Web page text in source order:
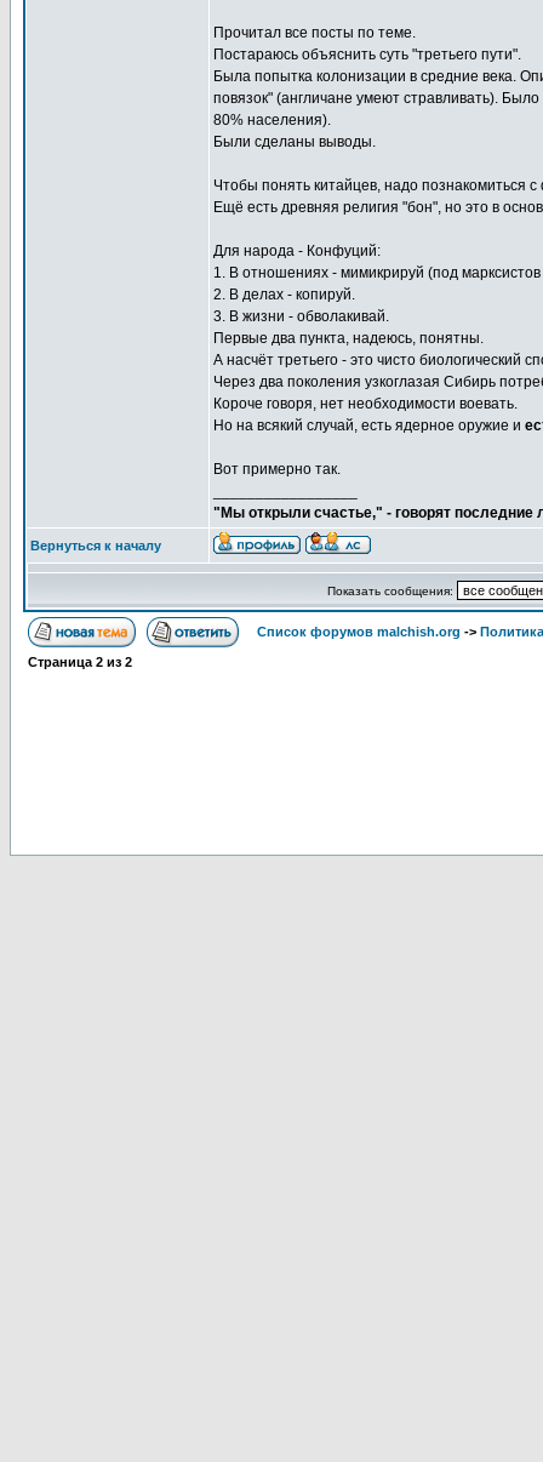
Прочитал все посты по теме.
Постараюсь объяснить суть "третьего пути".
Была попытка колонизации в средние века.
повязок" (англичане умеют стравливать).
80% населения).
Были сделаны выводы.
Чтобы понять китайцев, надо познакомиться
Ещё есть древняя религия "бон", но это в
Для народа - Конфуций:
1. В отношениях - мимикрируй (под марксистов
2. В делах - копируй.
3. В жизни - обволакивай.
Первые два пункта, надеюсь, понятны.
А насчёт третьего - это чисто биологический
Через два поколения узкоглазая Сибирь
Короче говоря, нет необходимости воевать.
Но на всякий случай, есть ядерное оружие и
Вот примерно так.
"Мы открыли счастье," - говорят
Вернуться к началу
Показать сообщения:
Список форумов malchish.org ->
Страница 2 из 2